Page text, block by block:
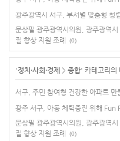
광주광역시 서구, 부서별 맞춤형 청
문상필 광주광역시의원, 광주광역
질 향상 지원 조례
(0)
'정치·사회·경제 > 종합' 카테고리의
서구, 주민 참여형 건강한 아파트 만
광주 서구, 아동 체력증진 위해 Fun
문상필 광주광역시의원, 광주광역
질 향상 지원 조례
(0)